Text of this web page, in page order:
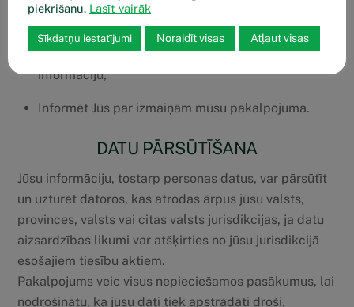
Lai pārbaudītu un pārbaudītu lietotāja profila
informāciju;
Informēt Jūs par izmaiņām mūsu pakalpojuma.
DATU PĀRSŪTĪŠANA
Jūsu informāciju, tostarp personas datus, var pārsūtīt
un uzturēt datoros, kas atrodas ārpus jūsu valsts,
provinces, valsts vai citas valsts jurisdikcijas, ja datu
aizsardzības likumi var atšķirties no jūsu jurisdikcijā
esošajiem tiesību aktiem.
Pakalpojums veic visus nepieciešamos pasākumus, lai
nodrošinātu, ka jūsu dati tiek apstrādāti droši.
piekrišanu. Lasīt vairāk
Sīkdatņu iestatījumi Noraidīt visas Atļaut visas